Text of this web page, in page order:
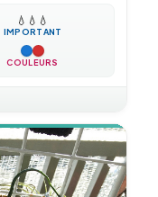
💧 💧 💧
IMPORTANT
COULEURS